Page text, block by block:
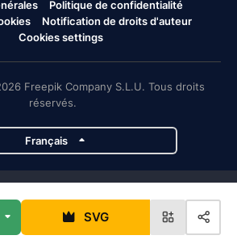
SVG
Politique de confidentialité
Notification de droits d'auteur
Cookies settings
Freepik Company S.L.U. Tous droits
réservés.
Français